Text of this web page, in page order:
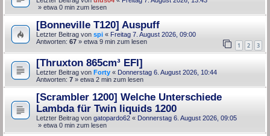
» etwa 0 min zum lesen
[Bonneville T120] Auspuff
Letzter Beitrag von spi « Freitag 7. August 2026, 09:00
Antworten: 67 1 2 3
» etwa 9 min zum lesen
[Thruxton 865cm³ EFI]
Letzter Beitrag von Forty « Donnerstag 6. August 2026, 10:44
Antworten: 7 » etwa 2 min zum lesen
[Scrambler 1200] Welche Unterschiede
Lambda für Twin liquids 1200
Letzter Beitrag von gatopardo62 « Donnerstag 6. August 2026, 09:05
» etwa 0 min zum lesen